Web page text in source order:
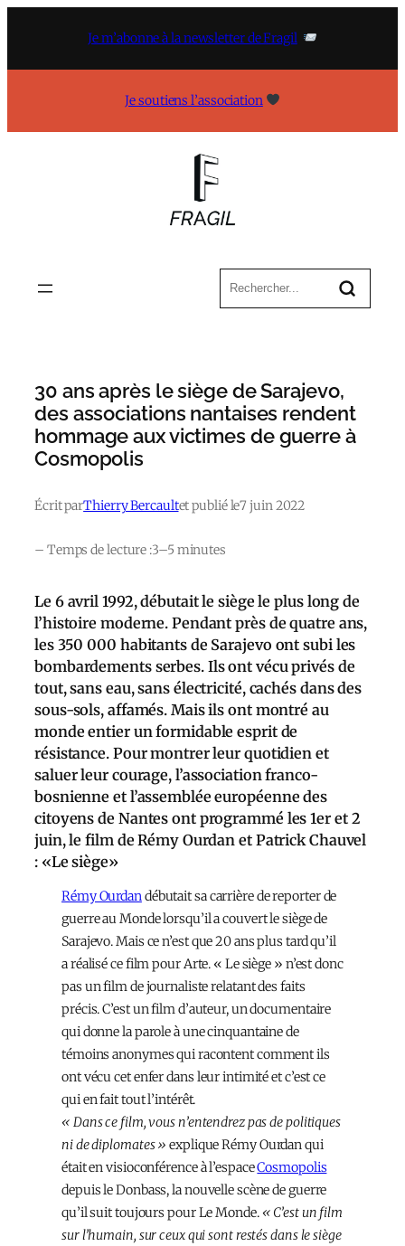
Je m’abonne à la newsletter de Fragil
Je soutiens l’association
30 ans après le siège de Sarajevo,
des associations nantaises rendent
hommage aux victimes de guerre à
Cosmopolis
Écrit parThierry Bercaultet publié le7 juin 2022
– Temps de lecture :3–5 minutes
Le 6 avril 1992, débutait le siège le plus long de
l’histoire moderne. Pendant près de quatre ans,
les 350 000 habitants de Sarajevo ont subi les
bombardements serbes. Ils ont vécu privés de
tout, sans eau, sans électricité, cachés dans des
sous-sols, affamés. Mais ils ont montré au
monde entier un formidable esprit de
résistance. Pour montrer leur quotidien et
saluer leur courage, l’association franco-
bosnienne et l’assemblée européenne des
citoyens de Nantes ont programmé les 1er et 2
juin, le film de Rémy Ourdan et Patrick Chauvel
: «Le siège»
Rémy Ourdandébutait sa carrière de reporter de
guerre au Monde lorsqu’il a couvert le siège de
Sarajevo. Mais ce n’est que 20 ans plus tard qu’il
a réalisé ce film pour Arte. « Le siège » n’est donc
pas un film de journaliste relatant des faits
précis. C’est un film d’auteur, un documentaire
qui donne la parole à une cinquantaine de
témoins anonymes qui racontent comment ils
ont vécu cet enfer dans leur intimité et c’est ce
qui en fait tout l’intérêt.
« Dans ce film, vous n’entendrez pas de politiques
ni de diplomates » explique Rémy Ourdan qui
était en visioconférence à l’espaceCosmopolis
depuis le Donbass, la nouvelle scène de guerre
qu’il suit toujours pour Le Monde.« C’est un film
sur l’humain, sur ceux qui sont restés dans le siège